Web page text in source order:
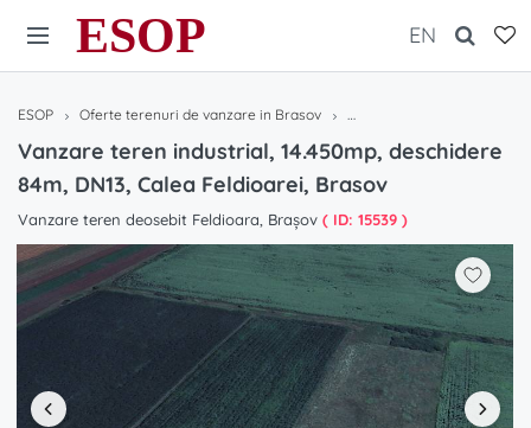
ESOP EN
ESOP Oferte terenuri de vanzare in Brasov Vanzare teren industrial,
Vanzare teren industrial, 14.450mp, deschidere
84m, DN13, Calea Feldioarei, Brasov
Vanzare teren deosebit Feldioara, Brașov ( ID: 15539 )